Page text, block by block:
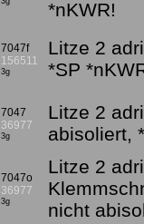
*nKWR!
7047f
156511
3g
Litze 2
*SP
7047
36977
3g
Litze 2
abisoliert,
7047o
36977
3g
Litze 2
nicht